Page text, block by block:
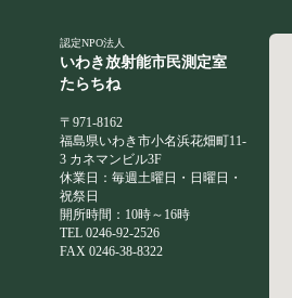
認定NPO法人
いわき放射能市民測定室
たらちね
〒971-8162
福島県いわき市小名浜花畑町11-
3 カネマンビル3F
休業日：毎週土曜日・日曜日・
祝祭日
開所時間：10時～16時
TEL 0246-92-2526
FAX 0246-38-8322